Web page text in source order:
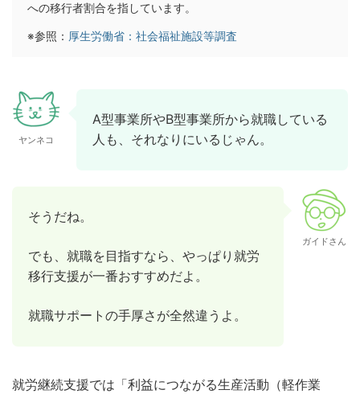
への移行者割合を指しています。
※参照： 厚生労働省：社会福祉施設等調査
ヤンネコ
A型事業所やB型事業所から就職している
人も、それなりにいるじゃん。
そうだね。
でも、就職を目指すなら、やっぱり就労
移行支援が一番おすすめだよ。
就職サポートの手厚さが全然違うよ。
ガイドさん
就労継続支援では「利益につながる生産活動（軽作業